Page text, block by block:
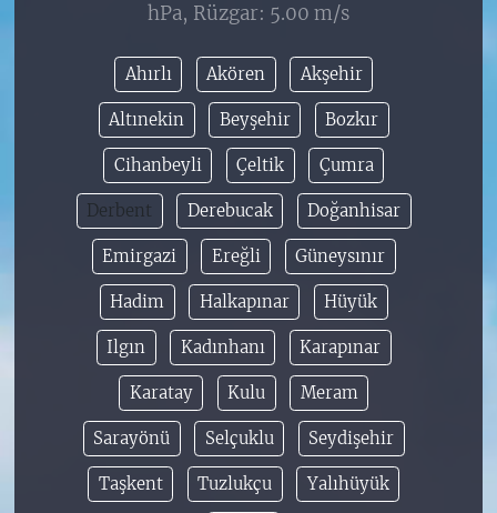
hPa, Rüzgar: 5.00 m/s
Ahırlı Akören Akşehir
Altınekin Beyşehir Bozkır
Cihanbeyli Çeltik Çumra
Derbent Derebucak Doğanhisar
Emirgazi Ereğli Güneysınır
Hadim Halkapınar Hüyük
Ilgın Kadınhanı Karapınar
Karatay Kulu Meram
Sarayönü Selçuklu Seydişehir
Taşkent Tuzlukçu Yalıhüyük